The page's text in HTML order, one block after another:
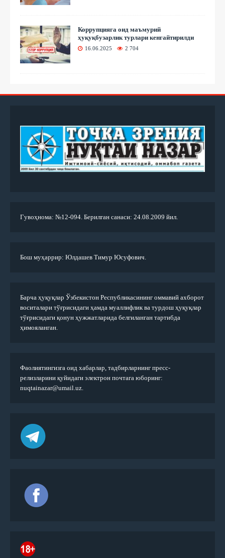
Коррупцияга оид маъмурий
ҳуқуқбузарлик турлари кенгайтирилди
16.06.2025 2 704
Гувоҳнома: №12-094. Берилган санаси: 24.08.2009 йил.
Бош муҳаррир: Юлдашев Тимур Юсуфович.
Барча ҳуқуқлар Ўзбекистон Республикасининг оммавий ахборот
воситалари тўғрисидаги ҳамда муаллифлик ва турдош ҳуқуқлар
тўғрисидаги қонун ҳужжатларида белгиланган тартибда
ҳимояланган.
Фаолиятингизга оид хабарлар, тадбирларнинг пресс-
релизларини қуйидаги электрон почтага юборинг:
nuqtainazar@umail.uz.